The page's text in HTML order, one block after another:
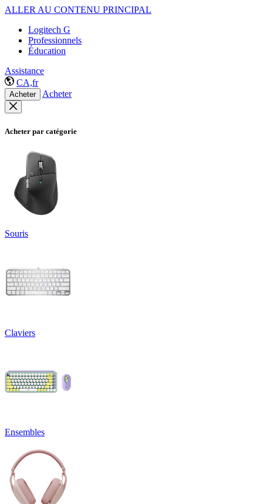
ALLER AU CONTENU PRINCIPAL
Logitech G
Professionnels
Éducation
Assistance
CA,fr
Acheter Acheter
Acheter par catégorie
Souris
Claviers
Ensembles